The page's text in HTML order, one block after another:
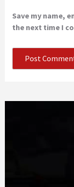
Save my name,
the next time I